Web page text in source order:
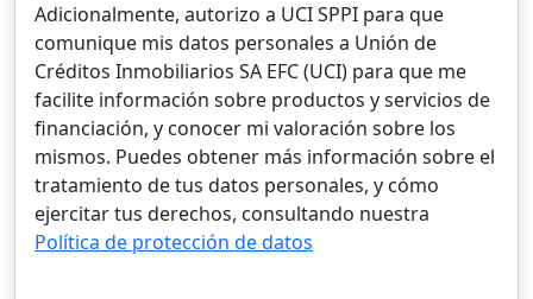
Adicionalmente, autorizo a UCI SPPI para que
comunique mis datos personales a Unión de
Créditos Inmobiliarios SA EFC (UCI) para que me
facilite información sobre productos y servicios de
financiación, y conocer mi valoración sobre los
mismos. Puedes obtener más información sobre el
tratamiento de tus datos personales, y cómo
ejercitar tus derechos, consultando nuestra
Política de protección de datos